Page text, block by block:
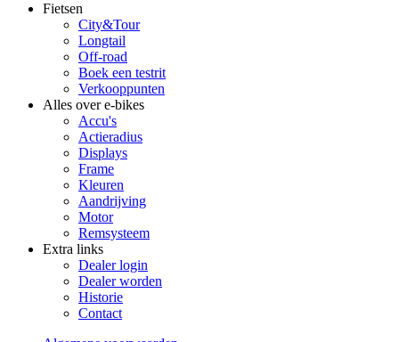
Footer
Fietsen
City&Tour
Longtail
Off-road
Boek een testrit
Verkooppunten
Alles over e-bikes
Accu's
Actieradius
Displays
Frame
Kleuren
Aandrijving
Motor
Remsysteem
Extra links
Dealer login
Dealer worden
Historie
Contact